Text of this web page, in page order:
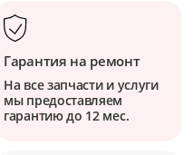
Гарантия на ремонт
На все запчасти и услуги
мы предоставляем
гарантию до 12 мес.